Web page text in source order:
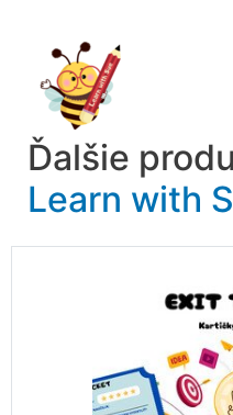
Ďalšie
Learn with